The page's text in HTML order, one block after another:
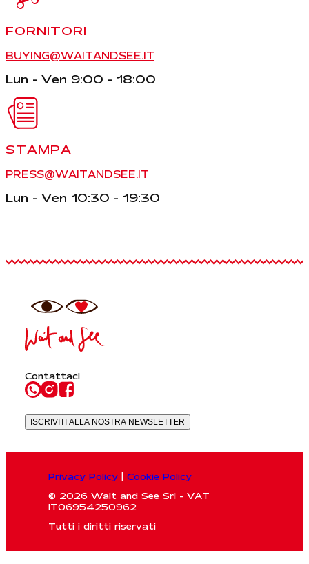
FORNITORI
BUYING@WAITANDSEE.IT
Lun - Ven 9:00 - 18:00
STAMPA
PRESS@WAITANDSEE.IT
Lun - Ven 10:30 - 19:30
Contattaci
ISCRIVITI ALLA NOSTRA NEWSLETTER
Privacy Policy
Cookie Policy
© 2026 Wait and See Srl - VAT
IT06954250962
Tutti i diritti riservati